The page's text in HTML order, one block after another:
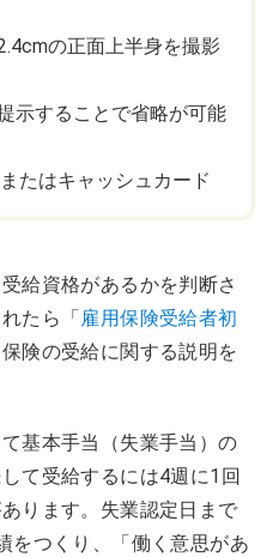
の正面上半身を撮影
示することで省略が可能
たはキャッシュカード
給資格があるかを判断さ
たら「 雇用保険受給者初
険の受給に関する説明を
基本手当（失業手当）の
て受給するには4週に1回
ります。失業認定日まで
をつくり、「働く意思があ